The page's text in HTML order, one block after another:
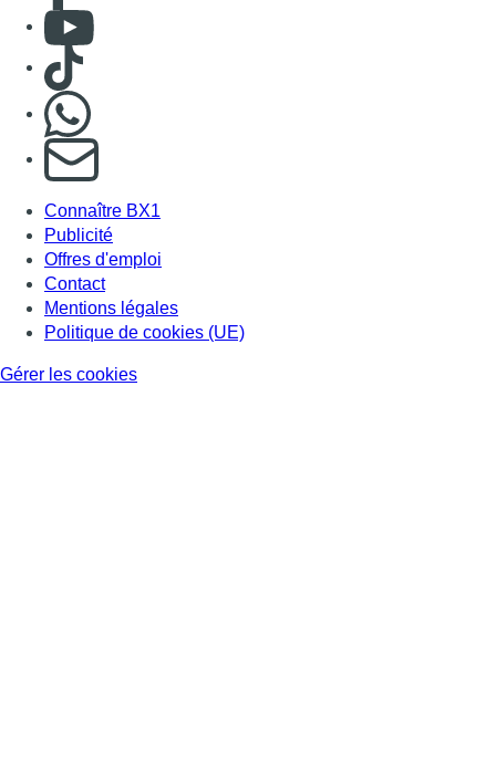
Consulter Youtube
Consulter TikTok
S'abonner à notre newsletter
Connaître BX1
Publicité
Offres d'emploi
Contact
Mentions légales
Politique de cookies (UE)
Gérer les cookies